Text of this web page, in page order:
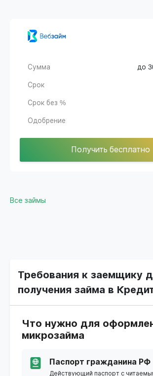
Сумма до
Срок
Срок без %
Одобрение
Получить бесплатно
Все займы
Требования к заемщику
получения займа в
Что нужно для
микрозайма
Паспорт гражданина РФ
Действующий паспорт с